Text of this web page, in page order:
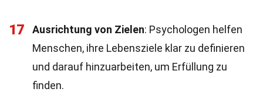
17 Ausrichtung von Zielen: Psychologen helfen
Menschen, ihre Lebensziele klar zu definieren
und darauf hinzuarbeiten, um Erfüllung zu
finden.